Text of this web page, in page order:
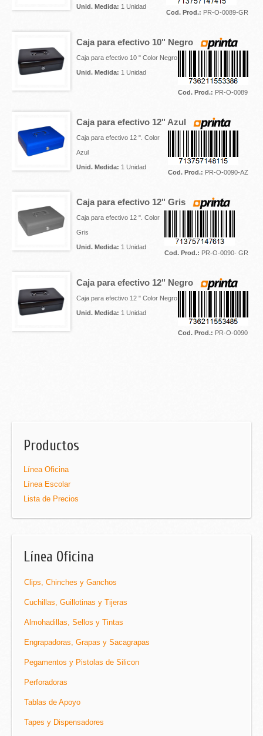
Cod. Prod.: PR-O-0089-GR
Unid. Medida: 1 Unidad
Caja para efectivo 10" Negro
Cod. Prod.: PR-O-0089
Caja para efectivo 10 " Color Negro
Unid. Medida: 1 Unidad
Caja para efectivo 12" Azul
Cod. Prod.: PR-O-0090-AZ
Caja para efectivo 12 ". Color
Azul
Unid. Medida: 1 Unidad
Caja para efectivo 12" Gris
Cod. Prod.: PR-O-0090- GR
Caja para efectivo 12 ". Color
Gris
Unid. Medida: 1 Unidad
Caja para efectivo 12" Negro
Cod. Prod.: PR-O-0090
Caja para efectivo 12 " Color Negro
Unid. Medida: 1 Unidad
Productos
Línea Oficina
Línea Escolar
Lista de Precios
Línea Oficina
Clips, Chinches y Ganchos
Cuchillas, Guillotinas y Tijeras
Almohadillas, Sellos y Tintas
Engrapadoras, Grapas y Sacagrapas
Pegamentos y Pistolas de Silicon
Perforadoras
Tablas de Apoyo
Tapes y Dispensadores